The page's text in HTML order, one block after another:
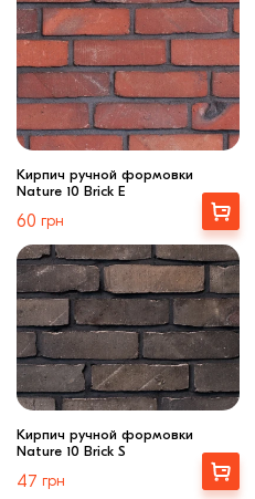
Кирпич ручной формовки
Nature 10 Brick E
60 грн
Выбрать
Кирпич ручной формовки
Nature 10 Brick S
47 грн
Выбрать